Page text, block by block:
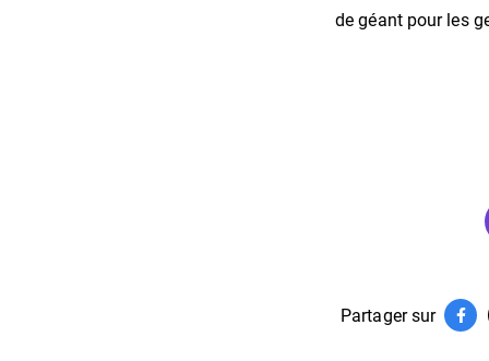
de géant pour les
Partager sur